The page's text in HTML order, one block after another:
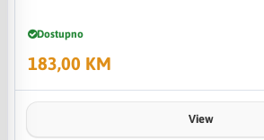
Dostupno
183,00 KM
View